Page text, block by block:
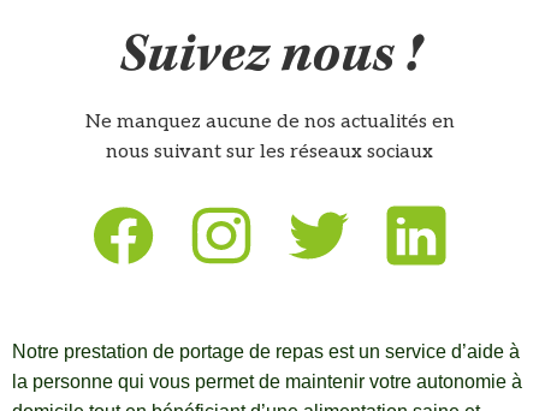
Suivez nous !
Ne manquez aucune de nos actualités en
nous suivant sur les réseaux sociaux
Notre prestation de portage de repas est un service d’aide à
la personne qui vous permet de maintenir votre autonomie à